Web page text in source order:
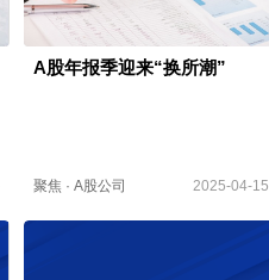
A股年报季迎来“换所潮”
聚焦 · A股公司 2025-04-15